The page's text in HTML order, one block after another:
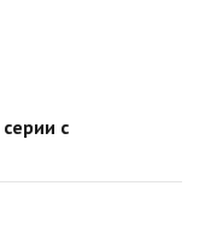
с